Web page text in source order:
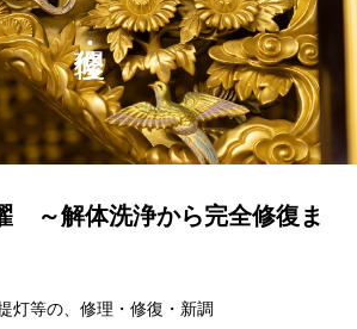
～解体洗浄から完全修復ま
灯等の、修理・修復・新調